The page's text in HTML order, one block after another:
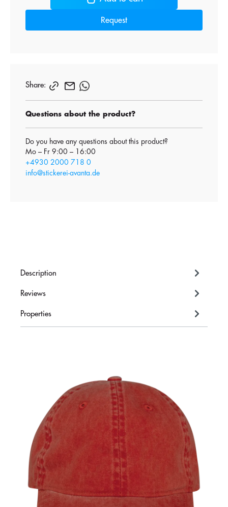
Request
Share:
Questions about the product?
Do you have any questions about this product?
Mo – Fr 9:00 – 16:00
+4930 2000 718 0
info@stickerei-avanta.de
Description
Reviews
Properties